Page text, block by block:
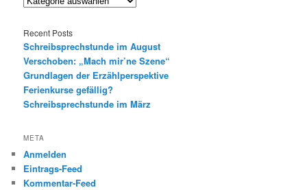
Recent Posts
Schreibsprechstunde im August
Verschoben: „Mach mir’ne Szene“
Grundlagen der Erzählperspektive
Ferienkurse gefällig?
Schreibsprechstunde im März
META
Anmelden
Eintrags-Feed
Kommentar-Feed